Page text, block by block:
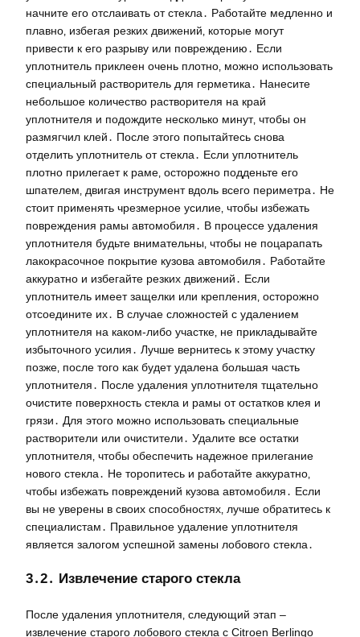
начните его отслаивать от стекла․ Работайте медленно и
плавно‚ избегая резких движений‚ которые могут
привести к его разрыву или повреждению․ Если
уплотнитель приклеен очень плотно‚ можно использовать
специальный растворитель для герметика․ Нанесите
небольшое количество растворителя на край
уплотнителя и подождите несколько минут‚ чтобы он
размягчил клей․ После этого попытайтесь снова
отделить уплотнитель от стекла․ Если уплотнитель
плотно прилегает к раме‚ осторожно подденьте его
шпателем‚ двигая инструмент вдоль всего периметра․ Не
стоит применять чрезмерное усилие‚ чтобы избежать
повреждения рамы автомобиля․ В процессе удаления
уплотнителя будьте внимательны‚ чтобы не поцарапать
лакокрасочное покрытие кузова автомобиля․ Работайте
аккуратно и избегайте резких движений․ Если
уплотнитель имеет защелки или крепления‚ осторожно
отсоедините их․ В случае сложностей с удалением
уплотнителя на каком-либо участке‚ не прикладывайте
избыточного усилия․ Лучше вернитесь к этому участку
позже‚ после того как будет удалена большая часть
уплотнителя․ После удаления уплотнителя тщательно
очистите поверхность стекла и рамы от остатков клея и
грязи․ Для этого можно использовать специальные
растворители или очистители․ Удалите все остатки
уплотнителя‚ чтобы обеспечить надежное прилегание
нового стекла․ Не торопитесь и работайте аккуратно‚
чтобы избежать повреждений кузова автомобиля․ Если
вы не уверены в своих способностях‚ лучше обратитесь к
специалистам․ Правильное удаление уплотнителя
является залогом успешной замены лобового стекла․
3․2․ Извлечение старого стекла
После удаления уплотнителя‚ следующий этап –
извлечение старого лобового стекла с Citroen Berlingo